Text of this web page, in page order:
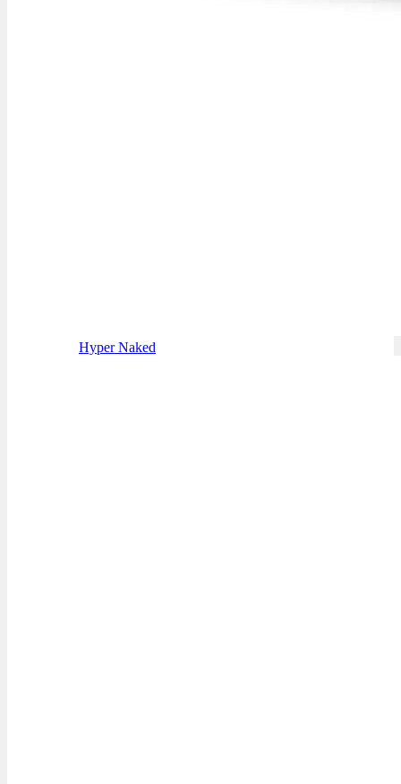
Hyper Naked